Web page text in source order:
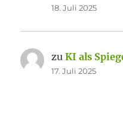
18. Juli 2025
zuKI als
17. Juli 2025